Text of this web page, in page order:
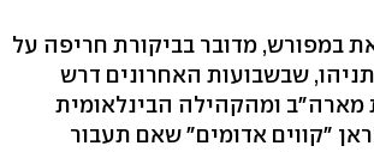
במפורש, מדובר בביקורת חריפה על
שבשבועות האחרונים דרש
מארה"ב ומהקהילה הבינלאומית
"קווים אדומים" שאם תעבור